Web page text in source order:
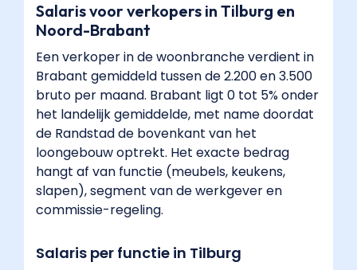
Salaris voor verkopers in Tilburg en
Noord-Brabant
Een verkoper in de woonbranche verdient in
Brabant gemiddeld tussen de 2.200 en 3.500
bruto per maand. Brabant ligt 0 tot 5% onder
het landelijk gemiddelde, met name doordat
de Randstad de bovenkant van het
loongebouw optrekt. Het exacte bedrag
hangt af van functie (meubels, keukens,
slapen), segment van de werkgever en
commissie-regeling.
Salaris per functie in Tilburg